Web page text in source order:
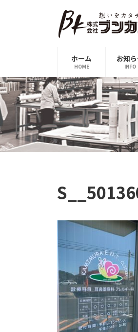
ス
キ
ッ
プ
ン
に
移
動
ホーム
HOME
お知
INFO